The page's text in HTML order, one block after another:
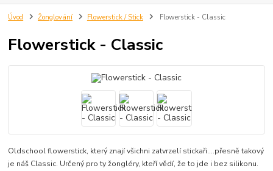
Úvod Žonglování Flowerstick / Stick Flowerstick - Classic
Flowerstick - Classic
Oldschool flowerstick, který znají všichni zatvrzelí stickaři....přesně takový
je náš Classic. Určený pro ty žongléry, kteří vědí, že to jde i bez silikonu.